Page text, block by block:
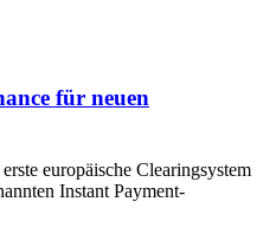
für neuen
europäische Clearingsystem
Instant Payment-